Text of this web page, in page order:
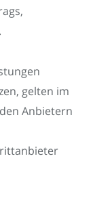
gelten im
Anbietern